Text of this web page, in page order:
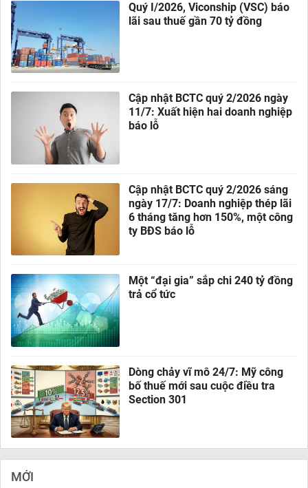
Quý I/2026, Viconship (VSC) báo
lãi sau thuế gần 70 tỷ đồng
Cập nhật BCTC quý 2/2026 ngày
11/7: Xuất hiện hai doanh nghiệp
báo lỗ
Cập nhật BCTC quý 2/2026 sáng
ngày 17/7: Doanh nghiệp thép lãi
6 tháng tăng hơn 150%, một công
ty BĐS báo lỗ
Một “đại gia” sắp chi 240 tỷ đồng
trả cổ tức
Dòng chảy vĩ mô 24/7: Mỹ công
bố thuế mới sau cuộc điều tra
Section 301
MỚI